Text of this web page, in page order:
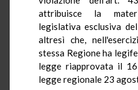
attribuisce la
legislativa esclusiva
altresì che,
stessa Regione ha
legge riapprovata il
legge regionale 23